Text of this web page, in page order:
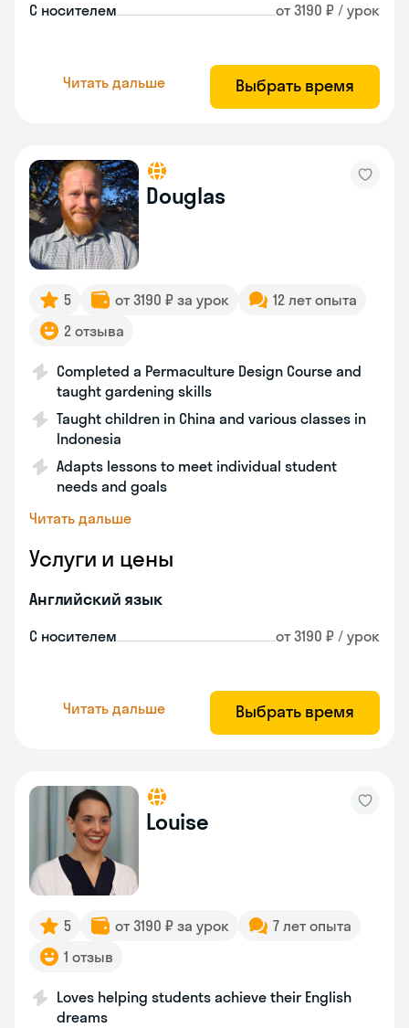
С носителем от 3190 ₽ / урок
Читать дальше Выбрать время
Douglas
5 от 3190 ₽ за урок
12 лет опыта
2 отзыва
Completed a Permaculture Design Course and
taught gardening skills
Taught children in China and various classes in
Indonesia
Adapts lessons to meet individual student
needs and goals
Читать дальше
Услуги и цены
Английский язык
С носителем от 3190 ₽ / урок
Читать дальше Выбрать время
Louise
5 от 3190 ₽ за урок
7 лет опыта
1 отзыв
Loves helping students achieve their English
dreams